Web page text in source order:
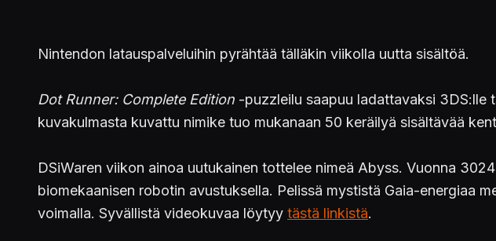
Nintendon latauspalveluihin pyrähtää tälläkin viikolla uutta sisältöä.
Dot Runner: Complete Edition -puzzleilu saapuu ladattavaksi 3DS:lle
kuvakulmasta kuvattu nimike tuo mukanaan 50 keräilyä sisältävää
DSiWaren viikon ainoa uutukainen tottelee nimeä Abyss. Vuonna
biomekaanisen robotin avustuksella. Pelissä mystistä Gaia-energiaa
voimalla. Syvällistä videokuvaa löytyy tästä linkistä.